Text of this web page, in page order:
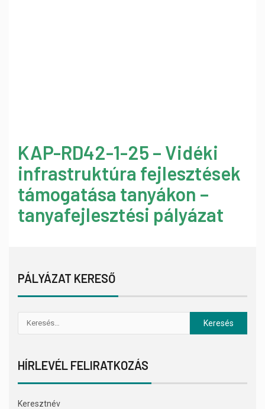
KAP-RD42-1-25 – Vidéki
infrastruktúra fejlesztések
támogatása tanyákon –
tanyafejlesztési pályázat
PÁLYÁZAT KERESŐ
HÍRLEVÉL FELIRATKOZÁS
Keresztnév